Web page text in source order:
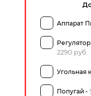
Аппарат
2290 руб.
Угольная
Попугай -